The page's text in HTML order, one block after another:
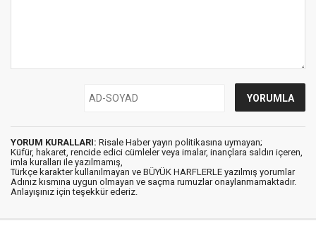
YORUM KURALLARI: Risale Haber yayın politikasına uymayan;
Küfür, hakaret, rencide edici cümleler veya imalar, inançlara saldırı içeren,
imla kuralları ile yazılmamış,
Türkçe karakter kullanılmayan ve BÜYÜK HARFLERLE yazılmış yorumlar
Adınız kısmına uygun olmayan ve saçma rumuzlar onaylanmamaktadır.
Anlayışınız için teşekkür ederiz.